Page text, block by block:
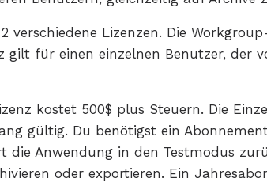
verschiedene Lizenzen. Die
gilt für einen einzelnen Benutzer, der
kostet 500$ plus Steuern. Die
gültig. Du benötigst ein
die Anwendung in den Testmodus
oder exportieren. Ein